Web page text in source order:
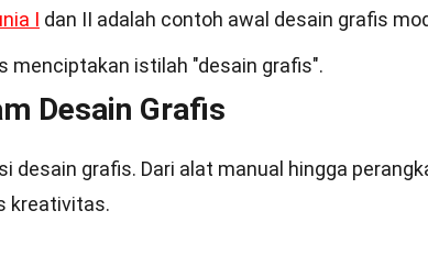
I dan II adalah contoh awal desain grafis
menciptakan istilah "desain grafis".
Desain Grafis
desain grafis. Dari alat manual hingga
kreativitas.